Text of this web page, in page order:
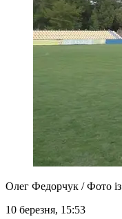
Олег Федорчук / Фото
10 березня, 15:53